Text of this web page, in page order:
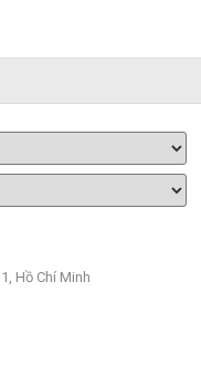
Hồ Chí Minh